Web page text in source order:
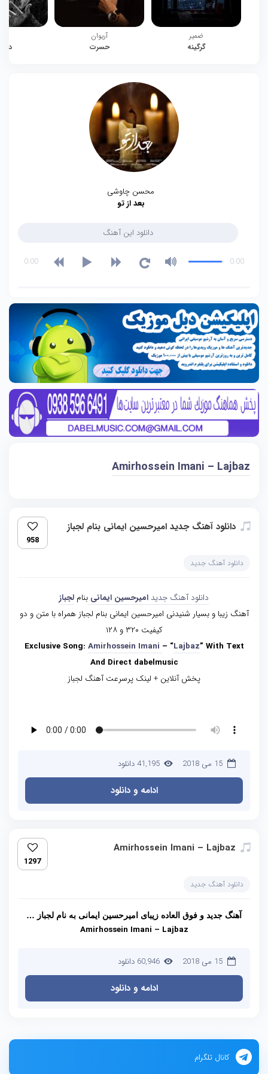
ضمیر
گرگینه
آریوان
حسرت
محسن چاوشی
بعد از تو
دانلود این آهنگ
0:00
0:00
Amirhossein Imani – Lajbaz
دانلود آهنگ جدید امیرحسین ایمانی بنام لجباز
958
دانلود آهنگ جدید
دانلود آهنگ جدید امیرحسین ایمانی بنام لجباز
آهنگ زیبا و بسیار شنیدنی امیرحسین ایمانی بنام لجباز همراه با متن و دو
کیفیت ۳۲۰ و ۱۲۸
Exclusive Song: Amirhossein Imani – “Lajbaz” With Text
And Direct dabelmusic
پخش آنلاین + لینک پرسرعت آهنگ لجباز
15 می 2018 41,195 دانلود
ادامه و دانلود
Amirhossein Imani – Lajbaz
1297
دانلود آهنگ جدید
آهنگ جدید و فوق العاده زیبای امیرحسین ایمانی به نام لجباز …
Amirhossein Imani – Lajbaz
15 می 2018 60,946 دانلود
ادامه و دانلود
کانال تلگرام